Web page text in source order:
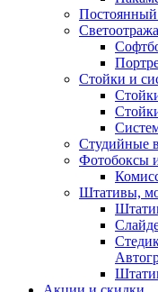
Постоянный
Стойки и
Студийные
Фотобоксы
Штативы,